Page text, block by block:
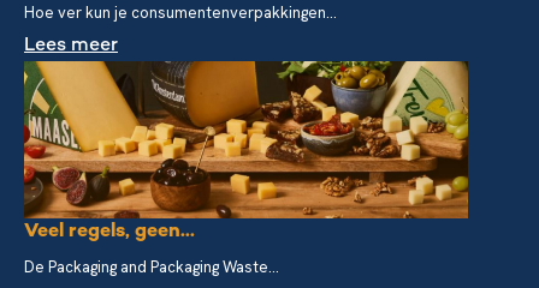
Hoe ver kun je consumentenverpakkingen...
Lees meer
Veel regels, geen...
De Packaging and Packaging Waste...